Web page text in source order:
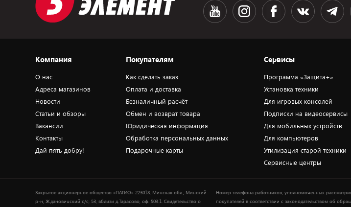
Компания
О нас
Адреса магазинов
Новости
Статьи и обзоры
Вакансии
Контакты
Дай пять добру!
Покупателям
Как сделать заказ
Оплата и доставка
Безналичный расчёт
Обмен и возврат товара
Юридическая информация
Обработка персональных данных
Подарочные карты
Сервисы
Программа «Защита+»
Установка техники
Для игровых консолей
Подписки на видеосервисы
Для мобильных устройств
Для компьютеров
Утилизация старой техники
Сервисные центры
Закрытое акционерное общество «ПАТИО» 223018, Минская обл., Минский
р-н, Ждановичский с/с, 53, вблизи д.Тарасово, оф. 503.1. Свидетельство о
Номер телефона работников, уполномоченных
покупателей в соответствии с законодательством об